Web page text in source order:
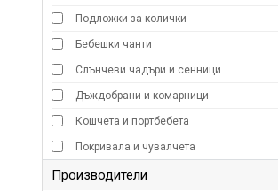
Подложки за колички
Бебешки чанти
Слънчеви чадъри и сенници
Дъждобрани и комарници
Кошчета и портбебета
Покривала и чувалчета
Производители